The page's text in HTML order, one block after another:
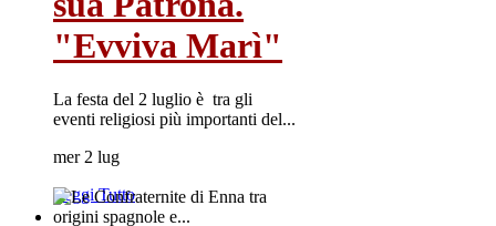
"Evviva Marì"
La festa del 2 luglio è tra gli
eventi religiosi più importanti del...
mer 2 lug
Leggi Tutto